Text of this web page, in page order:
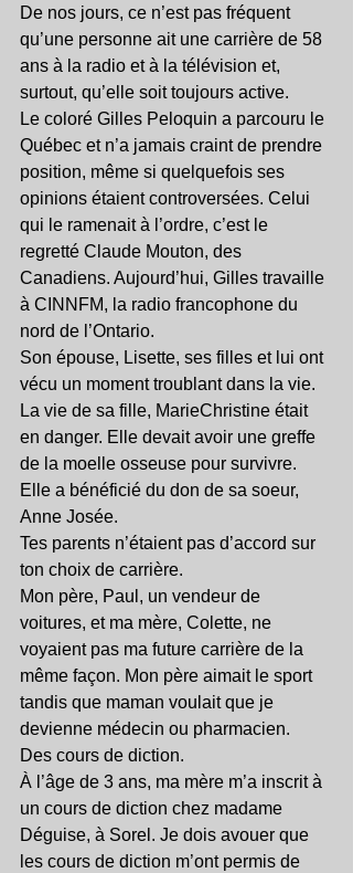
De nos jours, ce n’est pas fréquent
qu’une personne ait une carrière de 58
ans à la radio et à la télévision et,
surtout, qu’elle soit toujours active.
Le coloré Gilles Peloquin a parcouru le
Québec et n’a jamais craint de prendre
position, même si quelquefois ses
opinions étaient controversées. Celui
qui le ramenait à l’ordre, c’est le
regretté Claude Mouton, des
Canadiens. Aujourd’hui, Gilles travaille
à CINNFM, la radio francophone du
nord de l’Ontario.
Son épouse, Lisette, ses filles et lui ont
vécu un moment troublant dans la vie.
La vie de sa fille, MarieChristine était
en danger. Elle devait avoir une greffe
de la moelle osseuse pour survivre.
Elle a bénéficié du don de sa soeur,
Anne Josée.
Tes parents n’étaient pas d’accord sur
ton choix de carrière.
Mon père, Paul, un vendeur de
voitures, et ma mère, Colette, ne
voyaient pas ma future carrière de la
même façon. Mon père aimait le sport
tandis que maman voulait que je
devienne médecin ou pharmacien.
Des cours de diction.
À l’âge de 3 ans, ma mère m’a inscrit à
un cours de diction chez madame
Déguise, à Sorel. Je dois avouer que
les cours de diction m’ont permis de